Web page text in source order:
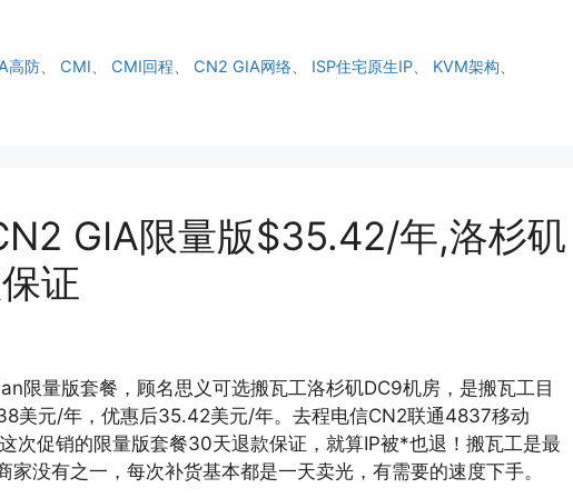
高防 CMI CMI回程 CN2 GIA网络 ISP住宅原生IP KVM架构
GIA限量版$35.42/年,洛杉矶
证
限量版套餐，顾名思义可选搬瓦工洛杉矶DC9机房，是搬瓦工目
美元/年，优惠后35.42美元/年。去程电信CN2联通4837移动
次促销的限量版套餐30天退款保证，就算IP被*也退！搬瓦工是最
家没有之一，每次补货基本都是一天卖光，有需要的速度下手。